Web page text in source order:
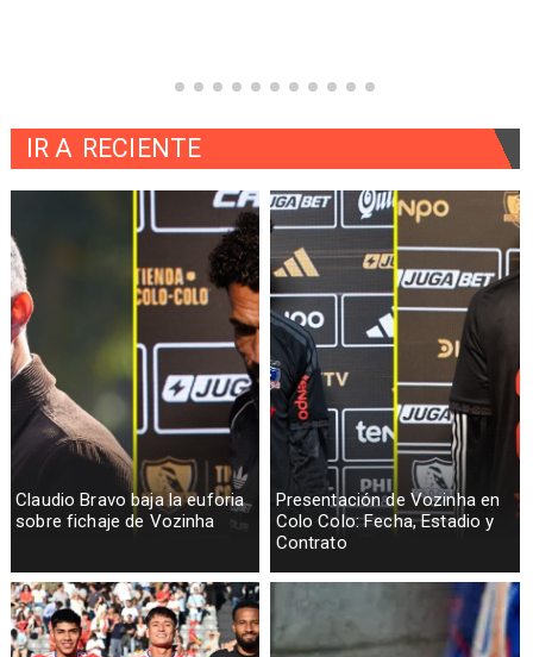
Claudio Bravo baja la euforia
sobre fichaje de Vozinha
Presentación de Vozinha en
Colo Colo: Fecha, Estadio y
Contrato
IR A RECIENTE